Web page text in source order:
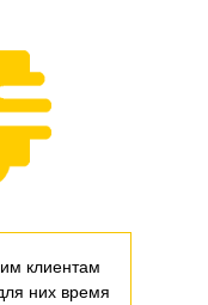
клиентам
них время